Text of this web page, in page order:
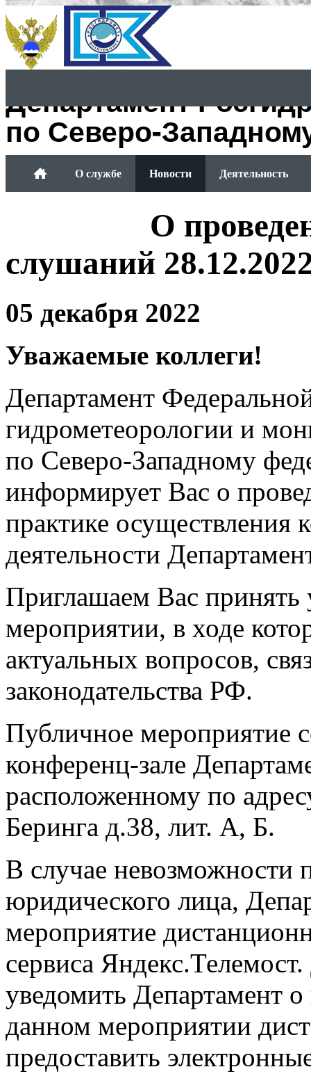
Департамент
по Северо-
О службе Новости Деятельность
О
слушаний
05 декабря 2022
Уважаемые коллеги!
Департамент
гидрометеорологии и
по Северо-Западному
информирует Вас о
практике осуществления
деятельности
Приглашаем Вас принять
мероприятии, в ходе
актуальных вопросов,
законодательства РФ.
Публичное мероприятие
конференц-зале
расположенному по
Беринга д.38, лит. А, Б.
В случае невозможности
юридического лица,
мероприятие
сервиса
уведомить Департамент
данном мероприятии
предоставить